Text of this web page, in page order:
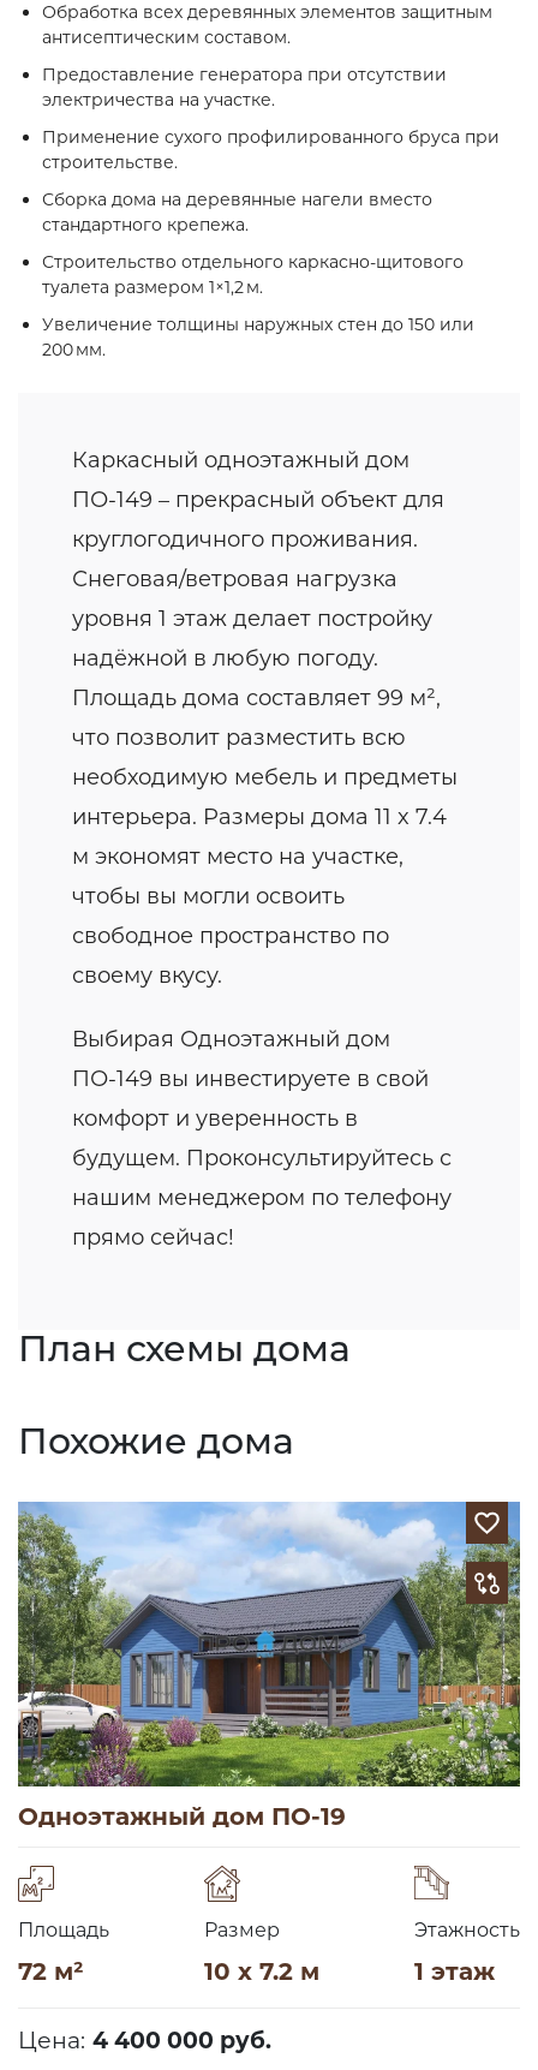
Обработка всех деревянных элементов защитным
антисептическим составом.
Предоставление генератора при отсутствии
электричества на участке.
Применение сухого профилированного бруса при
строительстве.
Сборка дома на деревянные нагели вместо
стандартного крепежа.
Строительство отдельного каркасно‑щитового
туалета размером 1×1,2 м.
Увеличение толщины наружных стен до 150 или
200 мм.
Каркасный одноэтажный дом
ПО-149 – прекрасный объект для
круглогодичного проживания.
Снеговая/ветровая нагрузка
уровня 1 этаж делает постройку
надёжной в любую погоду.
Площадь дома составляет 99 м²,
что позволит разместить всю
необходимую мебель и предметы
интерьера. Размеры дома 11 x 7.4
м экономят место на участке,
чтобы вы могли освоить
свободное пространство по
своему вкусу.
Выбирая Одноэтажный дом
ПО-149 вы инвестируете в свой
комфорт и уверенность в
будущем. Проконсультируйтесь с
нашим менеджером по телефону
прямо сейчас!
План схемы дома
Похожие дома
Одноэтажный дом ПО-19
Площадь
72 м²
Размер
10 x 7.2 м
Этажность
1 этаж
Цена: 4 400 000 руб.